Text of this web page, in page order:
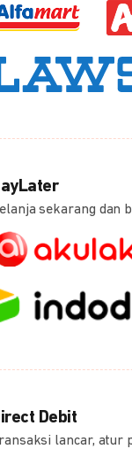
sekarang dan
Debit
lancar, atur